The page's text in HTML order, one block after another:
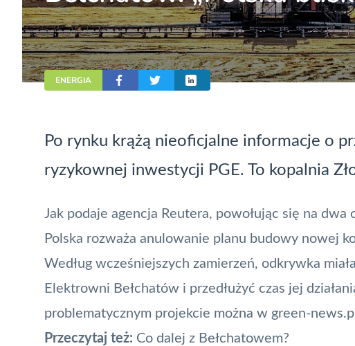
ENERGIA
Po rynku krążą nieoficjalne informacje o
ryzykownej inwestycji PGE. To kopalnia
Jak podaje agencja Reutera, powołując się na
Polska rozważa anulowanie planu budowy nowej
Według wcześniejszych zamierzeń, odkrywka
Elektrowni Bełchatów i przedłużyć czas jej
problematycznym projekcie można w green-
Przeczytaj też: Co dalej z Bełchatowem?